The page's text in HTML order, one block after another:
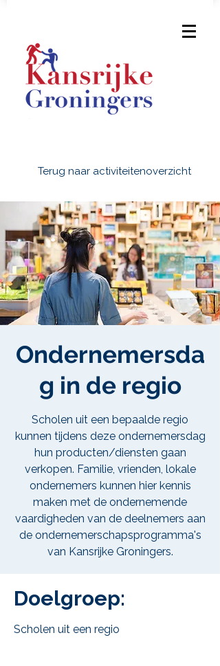
Terug naar activiteitenoverzicht
Ondernemersda
g in de regio
Scholen uit een bepaalde regio
kunnen tijdens deze ondernemersdag
hun producten/diensten gaan
verkopen. Familie, vrienden, lokale
ondernemers kunnen hier kennis
maken met de ondernemende
vaardigheden van de deelnemers aan
de ondernemerschapsprogramma's
van Kansrijke Groningers.
Doelgroep:
Scholen uit een regio